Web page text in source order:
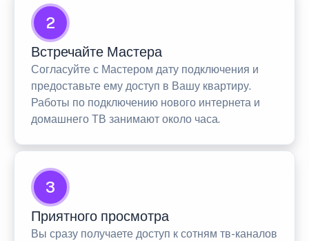
2
Встречайте Мастера
Согласуйте с Мастером дату подключения и
предоставьте ему доступ в Вашу квартиру.
Работы по подключению нового интернета и
домашнего ТВ занимают около часа.
3
Приятного просмотра
Вы сразу получаете доступ к сотням тв-каналов